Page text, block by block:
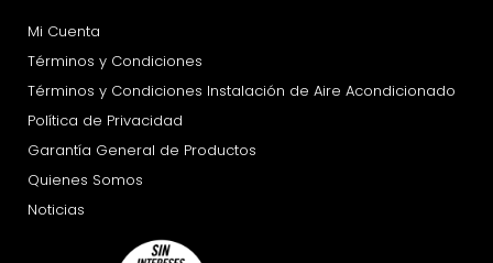
Mi Cuenta
Términos y Condiciones
Términos y Condiciones Instalación de Aire Acondicionado
Política de Privacidad
Garantía General de Productos
Quienes Somos
Noticias